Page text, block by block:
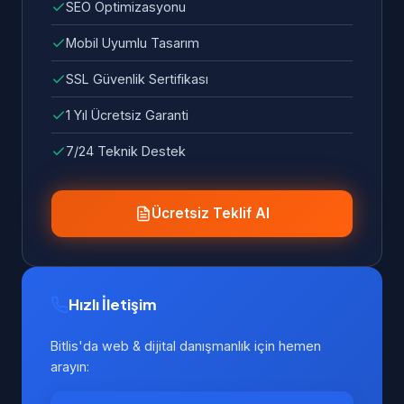
SEO Optimizasyonu
Mobil Uyumlu Tasarım
SSL Güvenlik Sertifikası
1 Yıl Ücretsiz Garanti
7/24 Teknik Destek
Ücretsiz Teklif Al
Hızlı İletişim
Bitlis'da web & dijital danışmanlık için hemen
arayın: